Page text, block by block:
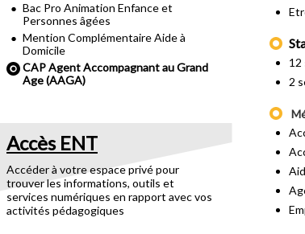
Bac Pro Animation Enfance et
Personnes âgées
Mention Complémentaire Aide à
Domicile
CAP Agent Accompagnant au Grand
Age (AAGA)
Accès ENT
Accéder à votre espace privé pour
trouver les informations, outils et
services numériques en rapport avec vos
activités pédagogiques
12
2